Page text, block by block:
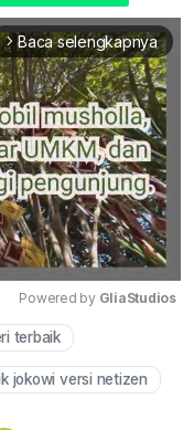
arrow_forward_ios Baca selengkapnya
Powered by GliaStudios
terbaik
jokowi versi netizen